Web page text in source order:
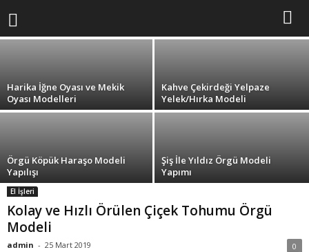
Harika İğne Oyası ve Mekik
Oyası Modelleri
Kahve Çekirdeği Yelpaze
Yelek/Hırka Modeli
Örgü Köpük Haraşo Modeli
Yapılışı
Şiş İle Yıldız Örgü Modeli
Yapımı
El İşleri
Kolay ve Hızlı Örülen Çiçek Tohumu Örgü
Modeli
admin - 25 Mart 2019 0